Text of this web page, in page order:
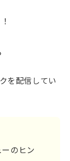
を配信してい
のヒン